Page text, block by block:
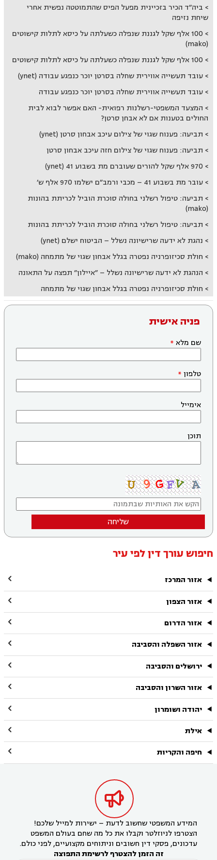
ביה״ד הכיר בזכיינית מפעל הפיס שהתמוטטה נפשית אחרי
שיחת נזיפה
100 אלף שקל לגננת שנפלה כשעלתה על כיסא לתלות קישוטים
(mako)
100 אלף שקל לגננת שנפלה כשעלתה על כיסא לתלות קישוטים
עובד תעשייה אווירית שחלה בסרטן יוכר כנפגע עבודה (ynet)
עובד תעשייה אווירית שחלה בסרטן יוכר כנפגע עבודה
המצעד המשפטי-רשלנות רפואית- האם אפשר לבוא לבית
החולים בטענות אם לא אבחן סרטן?
תביעה: פענוח שגוי של צילום עיכב אבחון סרטן (ynet)
תביעה: פענוח שגוי של צילום חזה עיכב אבחון סרטן
970 אלף שקל להורים שעוברם מת בשבוע 41 (ynet)
עובר מת בשבוע 41 – מכבי ורמב״ם ישלמו 970 אלף ש׳
תביעה: טיפול רשלני בחולה סוכרת הוביל לכריתת בהונות
(mako)
תביעה: טיפול רשלני בחולה סוכרת הוביל לכריתת בהונות
נהגת לא ידעה שרישיונה נשלל – הביטוח ישלם (ynet)
חולת סכיזופרניה נפטרה בגלל אבחון שגוי של מתמחה (mako)
הנהגת לא ידעה שרישיונה נשלל – ״איילון״ תפצה על התאונה
חולת סכיזופרניה נפטרה בגלל אבחון שגוי של מתמחה
פניה אישית
שם מלא
טלפון
אימייל
תוכן
שליחה
חיפוש עורך דין לפי עיר
אזור המרכז 
אזור הצפון 
אזור הדרום 
אזור השפלה והסביבה 
ירושלים והסביבה 
אזור השרון והסביבה 
יהודה ושומרון 
אילת 
חיפה והקריות 

המידע המשפטי שחשוב לדעת – ישירות למייל שלכם!
הצטרפו לניוזלטר וקבלו את כל מה שחם בעולם המשפט
עדכונים, פסקי דין חשובים וניתוחים מקצועיים, לפני כולם.
זה הזמן להצטרף לרשימת התפוצה